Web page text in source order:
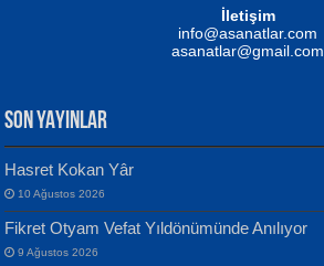
MUSTAFA KELOĞLU
Yarına İz Bırakmak...
Yılmaz Ekinci
Geceye Söylenen...
İletişim
info@asanatlar.com
asanatlar@gmail.com
SON YAYINLAR
Hasret Kokan Yâr
10 Ağustos 2026
Fikret Otyam Vefat Yıldönümünde Anılıyor
9 Ağustos 2026